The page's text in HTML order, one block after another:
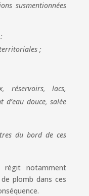
susmentionnées
;
réservoirs, lacs,
d’eau douce, salée
du bord de ces
régit notamment
plomb dans ces